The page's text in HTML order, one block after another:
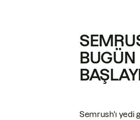
BUGÜN
Semrush'ı yedi